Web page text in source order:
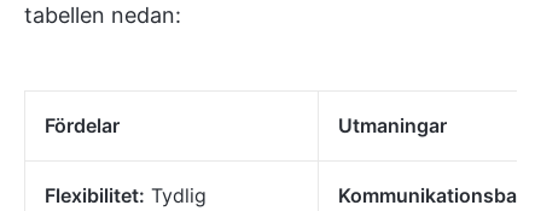
tabellen nedan:
Fördelar Utmaningar
Flexibilitet: Tydlig